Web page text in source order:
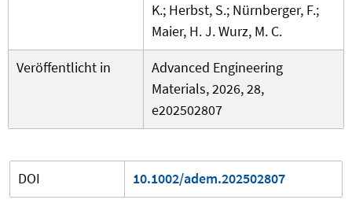
K.; Herbst, S.; Nürnberger, F.;
Maier, H. J. Wurz, M. C.
Veröffentlicht in
Advanced Engineering
Materials, 2026, 28,
e202502807
DOI 10.1002/adem.202502807